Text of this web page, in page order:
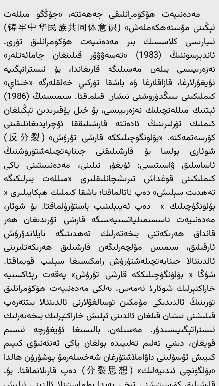
مەدەنىيەت ھۆكۈمرانلىقى جەھەتتە، «جۇڭگو مىللەت
ئېڭىنى مۇستەھكەملەش» (铸牢中华民族共同体意识)
ئىبارىسى كلاسسىك بىر مەدەنىيەت ھۆكۈمرانلىق تۈرى.
ئاندېرسوننىڭ (1983) «تەسەۋۋۇر قىلىنغان جامائەتلەر»
نەزەرىيىسى بىلەن مەسىلىگە قارىغاندا، بۇ ئىستراتېگىيە
ئۇيغۇرلارغا، قازاقلارغا ۋە باشقا تۈركىي خەلقلەرگە «خىتاي»
كىملىكىنى سىڭدۈرۈشنى نىشان قىلماقتا. سىمىسنىڭ (1986)
ئېتنىك مىللەتچىلىك نەزەرىيىسى، بۇ خىل يۇقىرىدىن تېڭىلغان
كىملىك تۈرلىرىنىڭ ئادەتتە قارشىلىققا ئۇچرايدىغانلىقىنى
كۆرسەتمەكتە. «بۆلۈنگۈچىلىككە قارشى تۇرۇش» (反分裂)
شوئارى بولسا بۇ قارشىلىقنى جىنايەتچىلەشتۈرۈشنىڭ
ئاساسلىق ۋاسىتىسى: ئۇيغۇر تىلىنى، مەدەنىيىتىنى ياكى
كىملىكىنى قوغداش تىرىشچانلىقلىرى «مىللەت بىرلىكىگە
تەھدىت سېلىش» دەپ ئاتالماقتا؛ باشقا كىملىك ھېكايىلىرى «
بۆلۈنگۈچىلىك » دەپ ئەيىبلىنىپ باستۇرۇلماقتا. بۇ شوئار،
مەدەنىيەت ئاسسىمىلياتسىيەسىگە قارشى تۇرىدىغان ھەر
قانداق ھەرىكەتنى بىخەتەرلىك تەھدىتىگە ئايلاندۇرۇش
ئارقىلىق، سىمىس مۆلچەرلىگەن قارشىلىق ھەرىكەتلىرىنى
ئالدىنئالا جىنايەتچىلەشتۈرۈش رامكىسىغا سېلىپ قويماقتا.
شۇڭا « بۆلۈنگۈچىلىككە قارشى تۇرۇش» پەقەت رېئاكسىيە
خاراكتېرلىك شوئارلا ئەمەس، بەلكى مەدەنىيەت ھۆكۈمرانلىق
تۈرىنىڭ ئالدىدىكى مۇمكىن توسالغۇلارنى ئالدىنئالا بىتتەرەپ
قىلىشنى نىشان قىلغان ئالدىنى ئېلىش خاراكتېرلىك بىخەتەرلىك
ئىستراتېگىيىسىدۇر. مەسىلەن، بالىسىغا ئۇيغۇرچە ئىسىم
قويغان، دىنىي تەلىم تەلىپىدە بولغان ياكى ئەنئەنىۋى كىيىم
كىيىش ئۇسۇلىنى داۋاملاشتۇرغان شەخسلەرمۇ يوشۇرۇن ھالدا
«بۆلگۈنچى ئىدىيەلىك» (分裂思想) دەپ قارىلانماقتا. بۇ،